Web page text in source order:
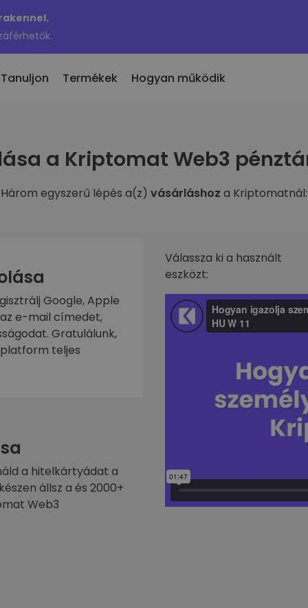
hozzáadott
hozzáadott tokenek a
akkor, ha 100 €
Tanuljon Termékek
kriptovaluta
egyszerű
KriptoEarn
Kapj jutalmakat a kriptod után
Trezor
befektetések (DCA)
Hogyan működik
a Kriptomat Web3
Három egyszerű lépés a(z) vásárláshoz a Kriptomatnál:
Google, Apple
e-mail címedet,
Gratulálunk,
teljes
a hitelkártyádat a
állsz a és 2000+
Web3
Válassza ki a használt
eszközt: